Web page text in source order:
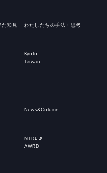
た知見 わたしたちの手法・思考
Kyoto
Taiwan
News&Column
MTRL
AWRD